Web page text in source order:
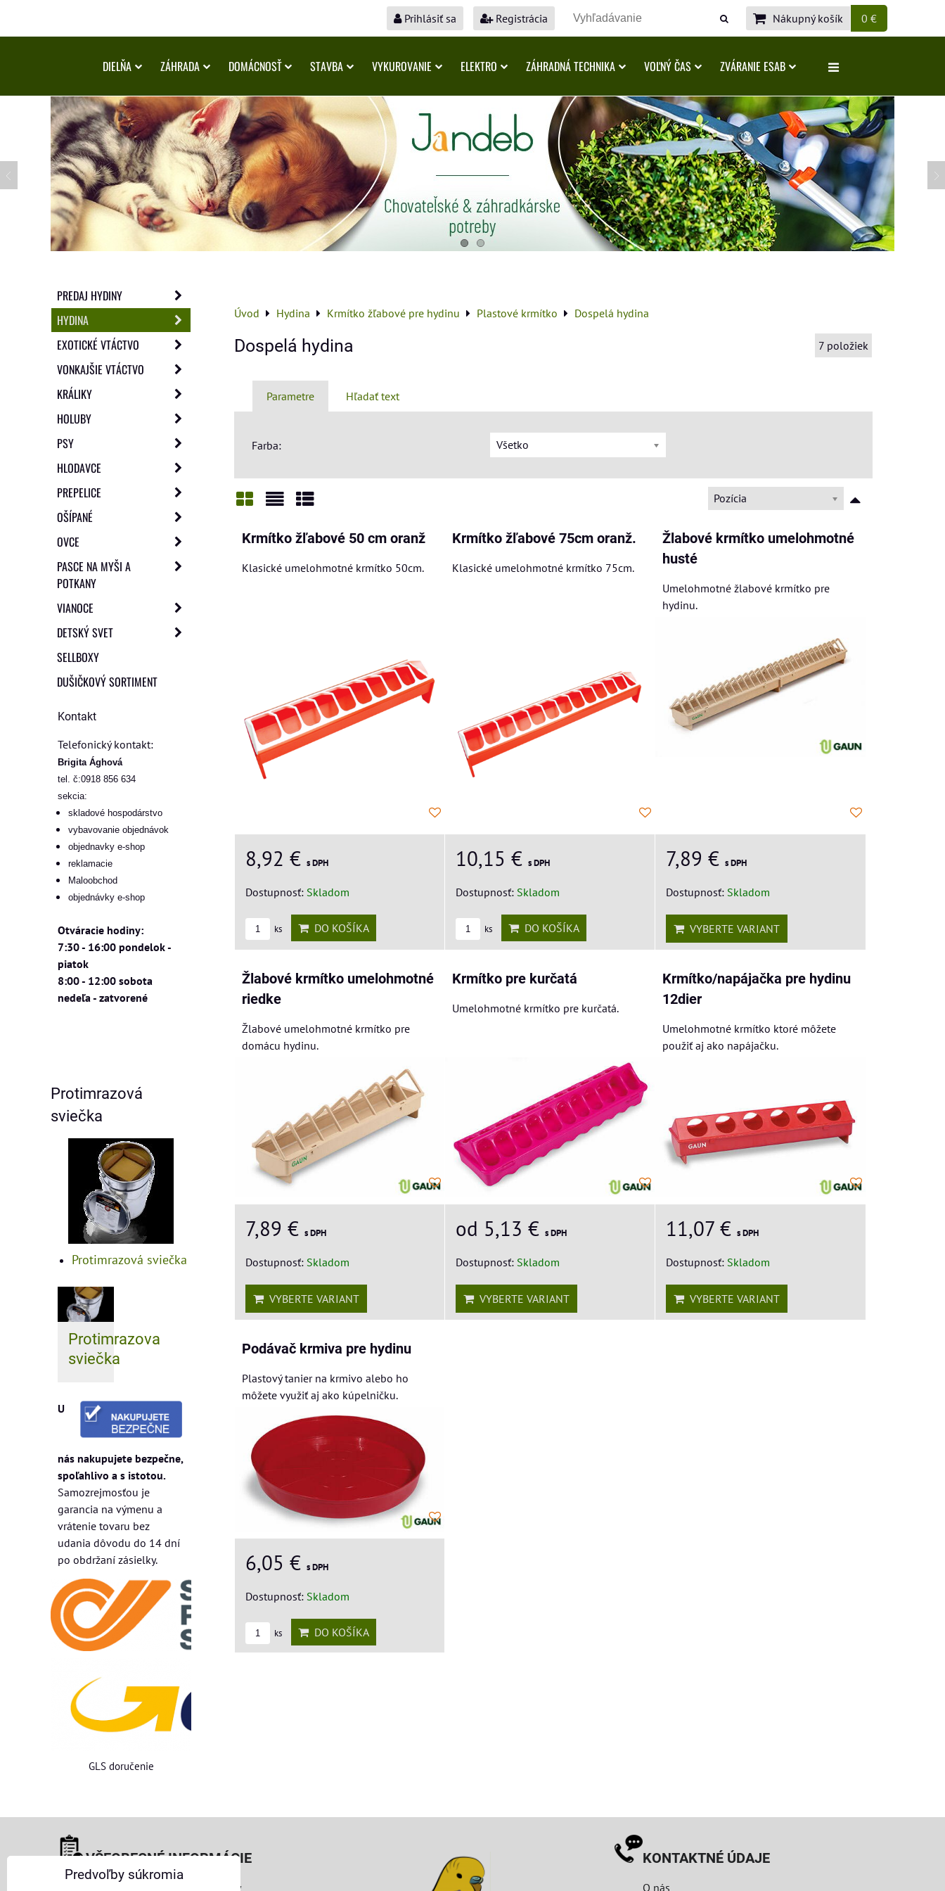
Prihlásiť sa Registrácia Nákupný košík 0 €
DIELŇA ZÁHRADA DOMÁCNOSŤ STAVBA VYKUROVANIE ELEKTRO ZÁHRADNÁ TECHNIKA VOĽNÝ ČAS ZVÁRANIE ESAB
Úvod Hydina Krmítko žľabové pre hydinu Plastové krmítko Dospelá hydina
Dospelá hydina 7 položiek
Parametre Hľadať text
Farba: Všetko
Pozícia
Krmítko žľabové 50 cm oranž
Klasické umelohmotné krmítko 50cm.
8,92 € s DPH
Dostupnosť: Skladom
ks DO KOŠÍKA
Krmítko žľabové 75cm oranž.
Klasické umelohmotné krmítko 75cm.
10,15 € s DPH
Dostupnosť: Skladom
ks DO KOŠÍKA
Žlabové krmítko umelohmotné
husté
Umelohmotné žlabové krmítko pre
hydinu.
7,89 €s DPH
Dostupnosť: Skladom
VYBERTE VARIANT
Žlabové krmítko umelohmotné
riedke
Žlabové umelohmotné krmítko pre
domácu hydinu.
7,89 € s DPH
Dostupnosť: Skladom
VYBERTE VARIANT
Krmítko pre kurčatá
Umelohmotné krmítko pre kurčatá.
od 5,13 € s DPH
Dostupnosť: Skladom
VYBERTE VARIANT
Krmítko/napájačka pre hydinu
12dier
Umelohmotné krmítko ktoré môžete
použiť aj ako napájačku.
11,07 €s DPH
Dostupnosť: Skladom
VYBERTE VARIANT
Podávač krmiva pre hydinu
Plastový tanier na krmivo alebo ho
môžete využiť aj ako kúpelničku.
6,05 € s DPH
Dostupnosť: Skladom
ks DO KOŠÍKA
PREDAJ HYDINY
HYDINA
EXOTICKÉ VTÁCTVO
VONKAJŠIE VTÁCTVO
KRÁLIKY
HOLUBY
PSY
HLODAVCE
PREPELICE
OŠÍPANÉ
OVCE
PASCE NA MYŠI A
POTKANY
VIANOCE
DETSKÝ SVET
SELLBOXY
DUŠIČKOVÝ SORTIMENT
Kontakt
Telefonický kontakt:
Brigita Ághová
tel. č:0918 856 634
sekcia:
skladové hospodárstvo
vybavovanie objednávok
objednavky e-shop
reklamacie
Maloobchod
objednávky e-shop
Otváracie hodiny:
7:30 - 16:00 pondelok -
piatok
8:00 - 12:00 sobota
nedeľa - zatvorené
Protimrazová
sviečka
Protimrazová sviečka
Protimrazova
sviečka
U
nás nakupujete bezpečne,
spoľahlivo a s istotou.
Samozrejmosťou je
garancia na výmenu a
vrátenie tovaru bez
udania dôvodu do 14 dní
po obdržaní zásielky.
GLS doručenie
VŠEOBECNÉ INFORMÁCIE
Obchodné podmienky pre osoby
KONTAKTNÉ ÚDAJE
O nás
Predvoľby súkromia